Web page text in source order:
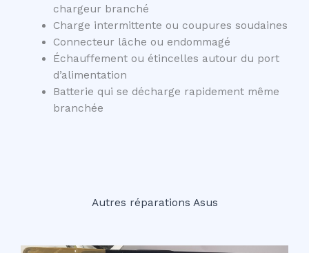
chargeur branché
Charge intermittente ou coupures soudaines
Connecteur lâche ou endommagé
Échauffement ou étincelles autour du port
d’alimentation
Batterie qui se décharge rapidement même
branchée
Autres réparations Asus